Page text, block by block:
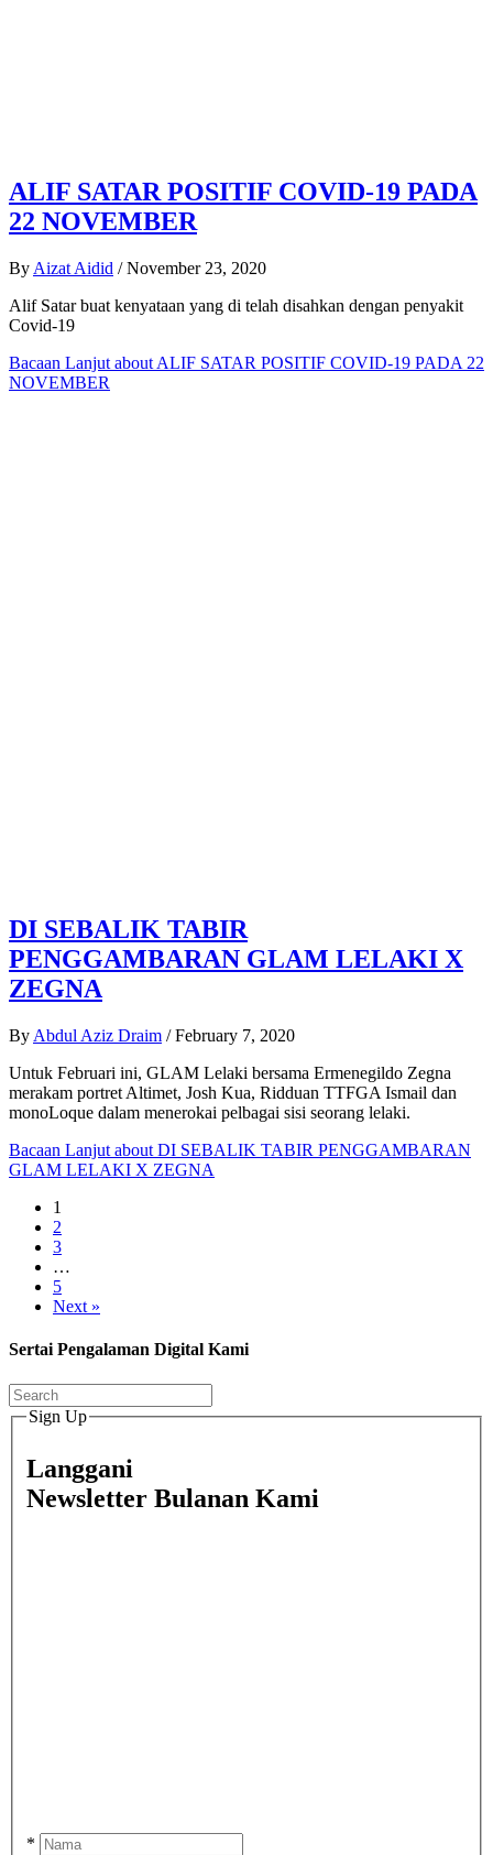
ALIF SATAR POSITIF COVID-19 PADA
22 NOVEMBER
By Aizat Aidid / November 23, 2020
Alif Satar buat kenyataan yang di telah disahkan dengan penyakit
Covid-19
Bacaan Lanjut about ALIF SATAR POSITIF COVID-19 PADA 22
NOVEMBER
DI SEBALIK TABIR
PENGGAMBARAN GLAM LELAKI X
ZEGNA
By Abdul Aziz Draim / February 7, 2020
Untuk Februari ini, GLAM Lelaki bersama Ermenegildo Zegna
merakam portret Altimet, Josh Kua, Ridduan TTFGA Ismail dan
monoLoque dalam menerokai pelbagai sisi seorang lelaki.
Bacaan Lanjut about DI SEBALIK TABIR PENGGAMBARAN
GLAM LELAKI X ZEGNA
1
2
3
…
5
Next »
Sertai Pengalaman Digital Kami
Sign Up
Langgani
Newsletter Bulanan Kami
*